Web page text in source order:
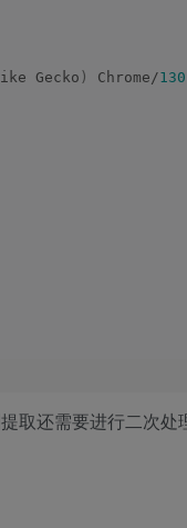
Gecko ) Chrome/
取还需要进行二次处